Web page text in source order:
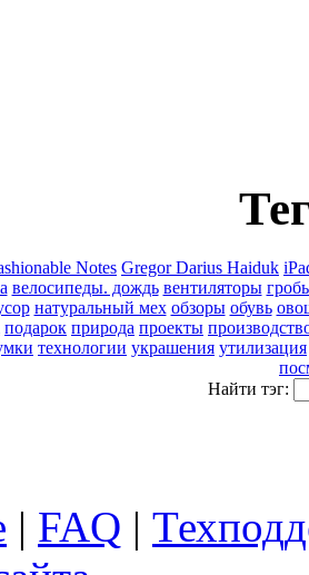
Notes Gregor Darius Haiduk
велосипеды. дождь вентиляторы
натуральный мех обзоры обувь
подарок природа проекты
технологии украшения утилизация
Найти тэг:
| FAQ |